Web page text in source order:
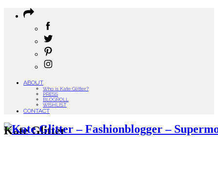
ABOUT
Who is Kate Glitter?
PRESS
BLOGROLL
WISHLIST
CONTACT
Kate Glitter